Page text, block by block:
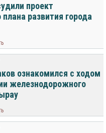
проект
плана развития города
ознакомился с ходом
железнодорожного